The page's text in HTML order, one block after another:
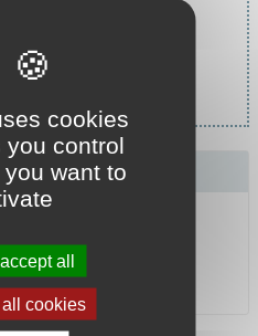
service :
Jean Louis
cookies
you control
want to
all
cookies